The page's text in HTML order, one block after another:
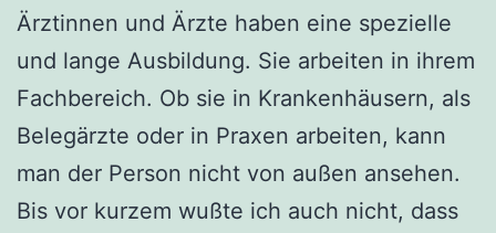
Ärztinnen und Ärzte haben eine spezielle
und lange Ausbildung. Sie arbeiten in ihrem
Fachbereich. Ob sie in Krankenhäusern, als
Belegärzte oder in Praxen arbeiten, kann
man der Person nicht von außen ansehen.
Bis vor kurzem wußte ich auch nicht, dass